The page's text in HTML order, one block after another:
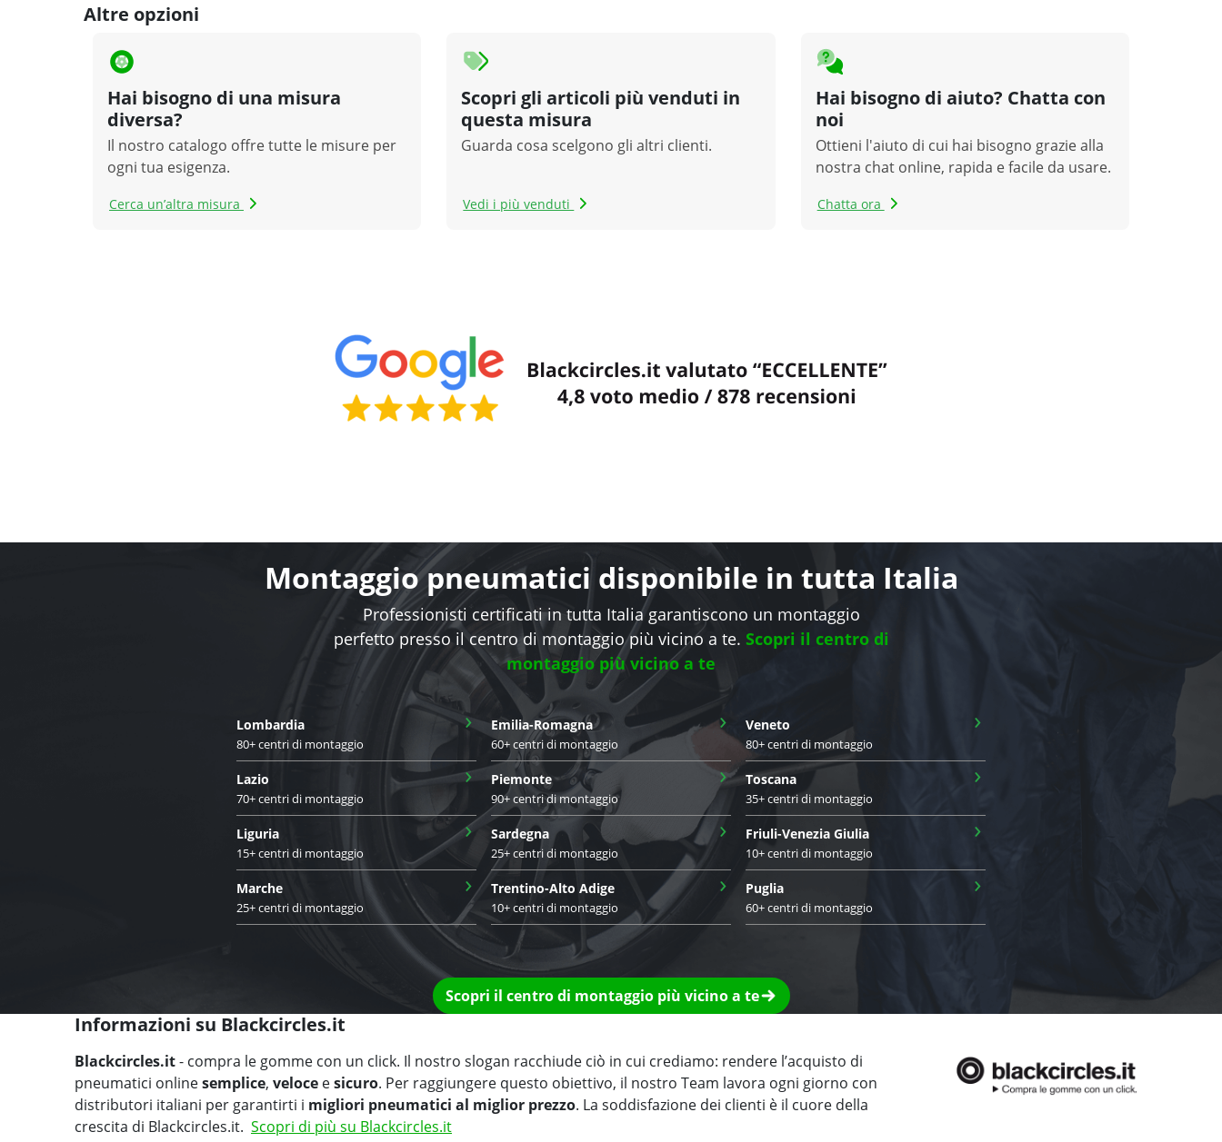
Altre opzioni
Hai bisogno di una misura
diversa?
Il nostro catalogo offre tutte le misure per
ogni tua esigenza.
Cerca un’altra misura
Scopri gli articoli più venduti in
questa misura
Guarda cosa scelgono gli altri clienti.
Vedi i più venduti
Hai bisogno di aiuto? Chatta con
noi
Ottieni l'aiuto di cui hai bisogno grazie alla
nostra chat online, rapida e facile da usare.
Chatta ora
Montaggio pneumatici disponibile in tutta Italia
Professionisti certificati in tutta Italia garantiscono un montaggio
perfetto presso il centro di montaggio più vicino a te. Scopri il centro di
montaggio più vicino a te
Lombardia
80+ centri di montaggio
› Emilia-Romagna
60+ centri di montaggio
› Veneto
80+ centri di montaggio
›
Lazio
70+ centri di montaggio
› Piemonte
90+ centri di montaggio
› Toscana
35+ centri di montaggio
›
Liguria
15+ centri di montaggio
› Sardegna
25+ centri di montaggio
› Friuli-Venezia Giulia
10+ centri di montaggio
›
Marche
25+ centri di montaggio
› Trentino-Alto Adige
10+ centri di montaggio
› Puglia
60+ centri di montaggio
›
Scopri il centro di montaggio più vicino a te
Informazioni su Blackcircles.it
Blackcircles.it- compra le gomme con un click. Il nostro slogan racchiude ciò in cui crediamo: rendere l’acquisto di
pneumatici onlinesemplice, veloce esicuro. Per raggiungere questo obiettivo, il nostro Team lavora ogni giorno con
distributori italiani per garantirti i migliori pneumatici al miglior prezzo. La soddisfazione dei clienti è il cuore della
crescita di Blackcircles.it. Scopri di più su Blackcircles.it